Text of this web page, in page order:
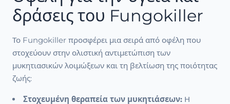
δράσεις του Fungokiller
Το Fungokiller προσφέρει μια σειρά από οφέλη που
στοχεύουν στην ολιστική αντιμετώπιση των
μυκητιασικών λοιμώξεων και τη βελτίωση της ποιότητας
ζωής:
Στοχευμένη θεραπεία των μυκητιάσεων: Η